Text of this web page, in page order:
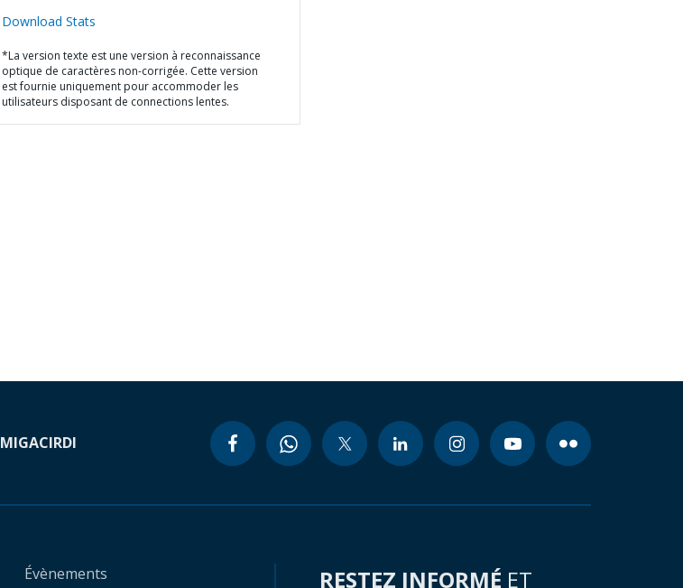
Download Stats
*La version texte est une version à reconnaissance
optique de caractères non-corrigée. Cette version
est fournie uniquement pour accommoder les
utilisateurs disposant de connections lentes.
MIGACIRDI
Évènements RESTEZ INFORMÉ ET